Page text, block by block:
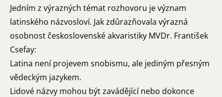
Jedním z výrazných témat rozhovoru je význam
latinského názvosloví. Jak zdůrazňovala výrazná
osobnost československé akvaristiky MVDr. František
Csefay:
Latina není projevem snobismu, ale jediným přesným
vědeckým jazykem.
Lidové názvy mohou být zavádějící nebo dokonce